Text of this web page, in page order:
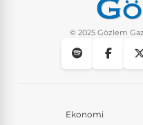
© 2025 Gözlem
Ekonomi